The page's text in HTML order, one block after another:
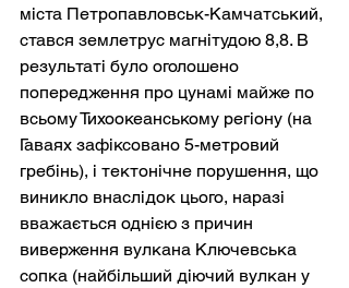
міста Петропавловськ-Камчатський,
стався землетрус магнітудою 8,8. В
результаті було оголошено
попередження про цунамі майже по
всьому Тихоокеанському регіону (на
Гаваях зафіксовано 5-метровий
гребінь), і тектонічне порушення, що
виникло внаслідок цього, наразі
вважається однією з причин
виверження вулкана Ключевська
сопка (найбільший діючий вулкан у